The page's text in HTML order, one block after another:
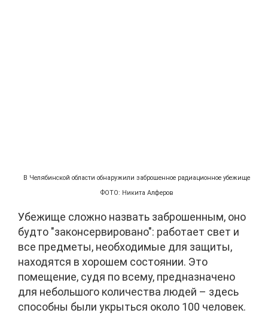
В Челябинской области обнаружили заброшенное радиационное убежище
ФОТО: Никита Алферов
Убежище сложно назвать заброшенным, оно
будто "законсервировано": работает свет и
все предметы, необходимые для защиты,
находятся в хорошем состоянии. Это
помещение, судя по всему, предназначено
для небольшого количества людей – здесь
способны были укрыться около 100 человек.